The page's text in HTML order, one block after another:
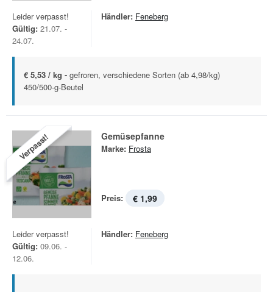
Leider verpasst!
Gültig: 21.07. -
24.07.
Händler: Feneberg
€ 5,53 / kg - gefroren, verschiedene Sorten (ab 4,98/kg)
450/500-g-Beutel
Verpasst! Gemüsepfanne
Marke: Frosta
Preis: € 1,99
Leider verpasst!
Gültig: 09.06. -
12.06.
Händler: Feneberg